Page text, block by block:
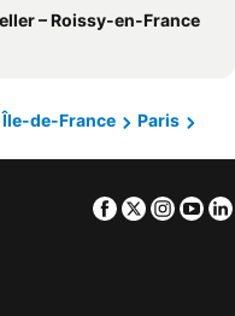
– Roissy-en-France
Île-de-France
Paris
Facebook
Twitter